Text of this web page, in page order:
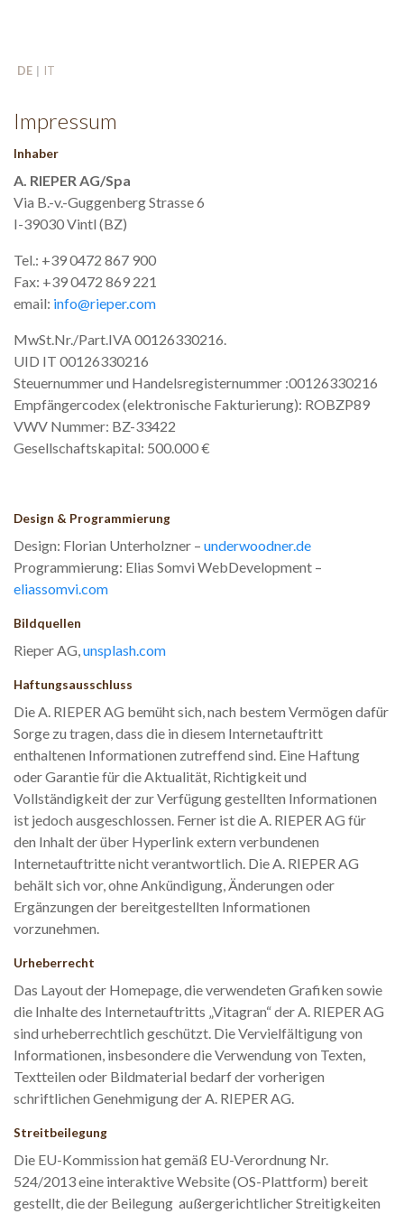
DE IT
Impressum
Inhaber
A. RIEPER AG/Spa
Via B.-v.-Guggenberg Strasse 6
I-39030 Vintl (BZ)
Tel.: +39 0472 867 900
Fax: +39 0472 869 221
email: info@rieper.com
MwSt.Nr./Part.IVA 00126330216.
UID IT 00126330216
Steuernummer und Handelsregisternummer :00126330216
Empfängercodex (elektronische Fakturierung): ROBZP89
VWV Nummer: BZ-33422
Gesellschaftskapital: 500.000 €
Design & Programmierung
Design: Florian Unterholzner – underwoodner.de
Programmierung: Elias Somvi WebDevelopment –
eliassomvi.com
Bildquellen
Rieper AG,unsplash.com
Haftungsausschluss
Die A. RIEPER AG bemüht sich, nach bestem Vermögen dafür
Sorge zu tragen, dass die in diesem Internetauftritt
enthaltenen Informationen zutreffend sind. Eine Haftung
oder Garantie für die Aktualität, Richtigkeit und
Vollständigkeit der zur Verfügung gestellten Informationen
ist jedoch ausgeschlossen. Ferner ist die A. RIEPER AG für
den Inhalt der über Hyperlink extern verbundenen
Internetauftritte nicht verantwortlich. Die A. RIEPER AG
behält sich vor, ohne Ankündigung, Änderungen oder
Ergänzungen der bereitgestellten Informationen
vorzunehmen.
Urheberrecht
Das Layout der Homepage, die verwendeten Grafiken sowie
die Inhalte des Internetauftritts „Vitagran“ der A. RIEPER AG
sind urheberrechtlich geschützt. Die Vervielfältigung von
Informationen, insbesondere die Verwendung von Texten,
Textteilen oder Bildmaterial bedarf der vorherigen
schriftlichen Genehmigung der A. RIEPER AG.
Streitbeilegung
Die EU-Kommission hat gemäß EU-Verordnung Nr.
524/2013 eine interaktive Website (OS-Plattform) bereit
gestellt, die der Beilegung außergerichtlicher Streitigkeiten